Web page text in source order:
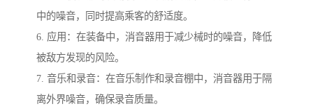
中的噪音，同时提高乘客的舒适度。
6. 应用：在装备中，消音器用于减少械时的噪音，降低
被敌方发现的风险。
7. 音乐和录音：在音乐制作和录音棚中，消音器用于隔
离外界噪音，确保录音质量。